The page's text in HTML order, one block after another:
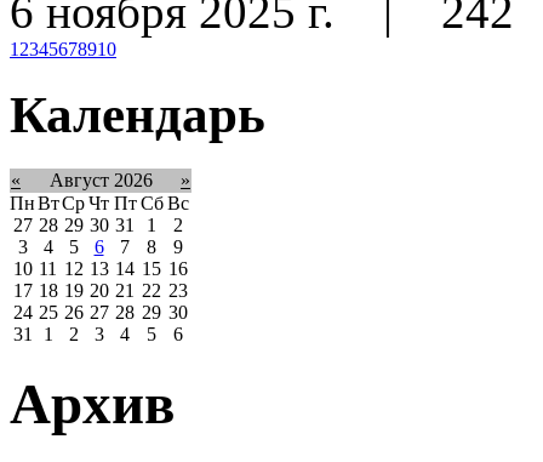
6 ноября 2025 г. | 242
1 2345678910
Календарь
« Август 2026
»
ПнВтСрЧт Пт Сб Вс
27 28 29 30 31 1
2
3
4 5 6 7 8
9
10 11 12 13 14 15 16
17 18 19 20 21 22 23
24 25 26 27 28 29 30
31
1 2 3 4 5 6
Архив